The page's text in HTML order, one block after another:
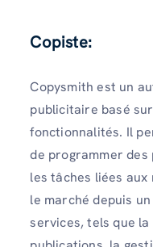
Copiste:
Copysmith est un
publicitaire basé
fonctionnalités. Il
de programmer
les tâches liées
le marché depuis
services, tels que